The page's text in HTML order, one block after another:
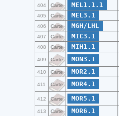
404 Carte MEL1.1.1
405 Carte MEL3.1
406 Carte MGH/LHL
407 Carte MIC3.1
408 Carte MIH1.1
409 Carte MON3.1
410 Carte MOR2.1
411 Carte MOR4.1
412 Carte MOR5.1
413 Carte MOR6.1